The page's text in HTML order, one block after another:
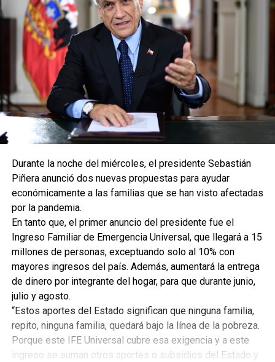
Durante la noche del miércoles, el presidente Sebastián
Piñera anunció dos nuevas propuestas para ayudar
económicamente a las familias que se han visto afectadas
por la pandemia.
En tanto que, el primer anuncio del presidente fue el
Ingreso Familiar de Emergencia Universal, que llegará a 15
millones de personas, exceptuando solo al 10% con
mayores ingresos del país. Además, aumentará la entrega
de dinero por integrante del hogar, para que durante junio,
julio y agosto.
“Estos aportes del Estado significan que ninguna familia,
repito, ninguna familia, quedará bajo la línea de la pobreza.
Porque este IFE Universal cubre esa exigencia y a este
ingreso se suman otros aportes o subsidios del Estado y